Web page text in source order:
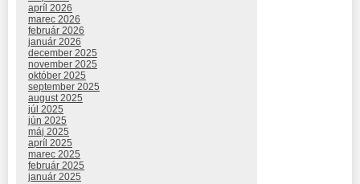
apríl 2026
marec 2026
február 2026
január 2026
december 2025
november 2025
október 2025
september 2025
august 2025
júl 2025
jún 2025
máj 2025
apríl 2025
marec 2025
február 2025
január 2025